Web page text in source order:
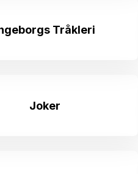
Tråkleri
Joker